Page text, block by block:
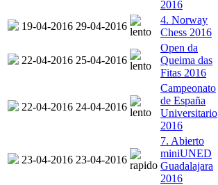
2016
19-04-2016 29-04-2016
4. Norway
Chess 2016
22-04-2016 25-04-2016
Open da
Queima das
Fitas 2016
22-04-2016 24-04-2016
Campeonato
de España
Universitario
2016
23-04-2016 23-04-2016
7. Abierto
miniUNED
Guadalajara
2016